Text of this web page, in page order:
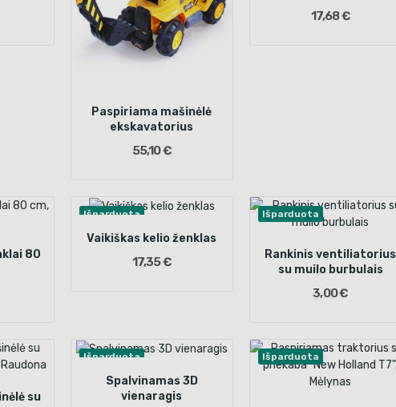
Paspiriama mašinėlė
ekskavatorius
55,10 €
17,68 €
80
Išparduota
Vaikiškas kelio ženklas
17,35 €
Išparduota
Rankinis ventiliatorius
su muilo burbulais
3,00 €
su
Išparduota
Spalvinamas 3D
vienaragis
Išparduota